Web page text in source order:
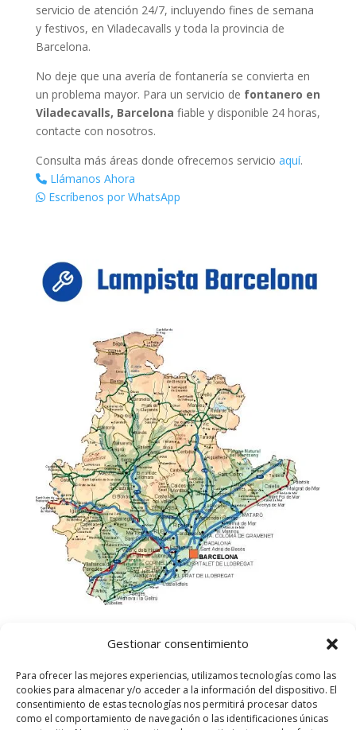
Gestionar consentimiento
Para ofrecer las mejores experiencias, utilizamos tecnologías como las
cookies para almacenar y/o acceder a la información del dispositivo. El
consentimiento de estas tecnologías nos permitirá procesar datos
como el comportamiento de navegación o las identificaciones únicas
servicio de atención 24/7, incluyendo fines de semana
y festivos, en Viladecavalls y toda la provincia de
Barcelona.
No deje que una avería de fontanería se convierta en
un problema mayor. Para un servicio de fontanero en
Viladecavalls, Barcelona fiable y disponible 24 horas,
contacte con nosotros.
Consulta más áreas donde ofrecemos servicio aquí.
Llámanos Ahora
Escríbenos por WhatsApp